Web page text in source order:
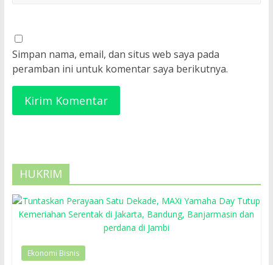
Simpan nama, email, dan situs web saya pada
peramban ini untuk komentar saya berikutnya.
HUKRIM
Ekonomi Bisnis